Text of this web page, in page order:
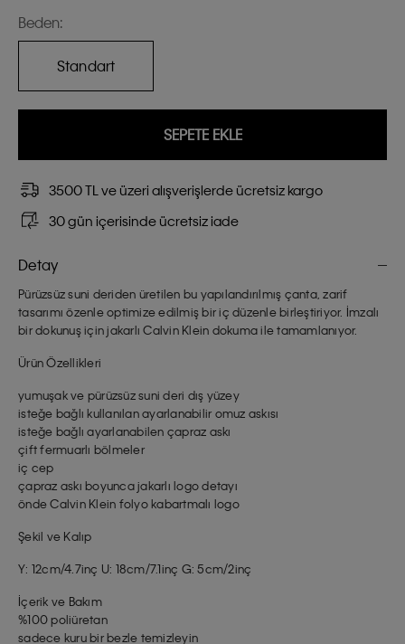
Beden:
Standart
SEPETE EKLE
3500 TL ve üzeri alışverişlerde ücretsiz kargo
30 gün içerisinde ücretsiz iade
Detay
Pürüzsüz suni deriden üretilen bu yapılandırılmış çanta, zarif
tasarımı özenle optimize edilmiş bir iç düzenle birleştiriyor. İmzalı
bir dokunuş için jakarlı Calvin Klein dokuma ile tamamlanıyor.
Ürün Özellikleri
yumuşak ve pürüzsüz suni deri dış yüzey
isteğe bağlı kullanılan ayarlanabilir omuz askısı
isteğe bağlı ayarlanabilen çapraz askı
çift fermuarlı bölmeler
iç cep
çapraz askı boyunca jakarlı logo detayı
önde Calvin Klein folyo kabartmalı logo
Şekil ve Kalıp
Y: 12cm/4.7inç U: 18cm/7.1inç G: 5cm/2inç
İçerik ve Bakım
%100 poliüretan
sadece kuru bir bezle temizleyin